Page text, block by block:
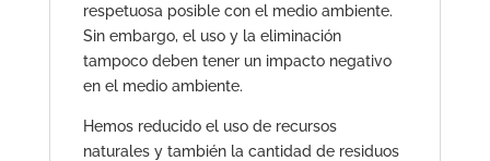
respetuosa posible con el medio ambiente.
Sin embargo, el uso y la eliminación
tampoco deben tener un impacto negativo
en el medio ambiente.
Hemos reducido el uso de recursos
naturales y también la cantidad de residuos